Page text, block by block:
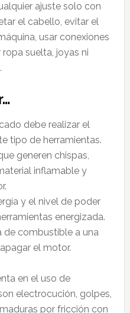
ajuste solo con
el cabello, evitar el
usar conexiones
suelta, joyas ni
debe realizar el
tipo de herramientas.
generen chispas,
inflamable y
y el nivel de poder
energizada.
de combustible a una
el motor.
en el uso de
electrocución, golpes,
por fricción con